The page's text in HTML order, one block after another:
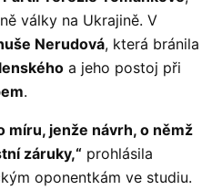
války na Ukrajině. V
Nerudová, která bránila
a jeho postoj při
.
míru, jenže návrh, o němž
záruky,“ prohlásila
oponentkám ve studiu.